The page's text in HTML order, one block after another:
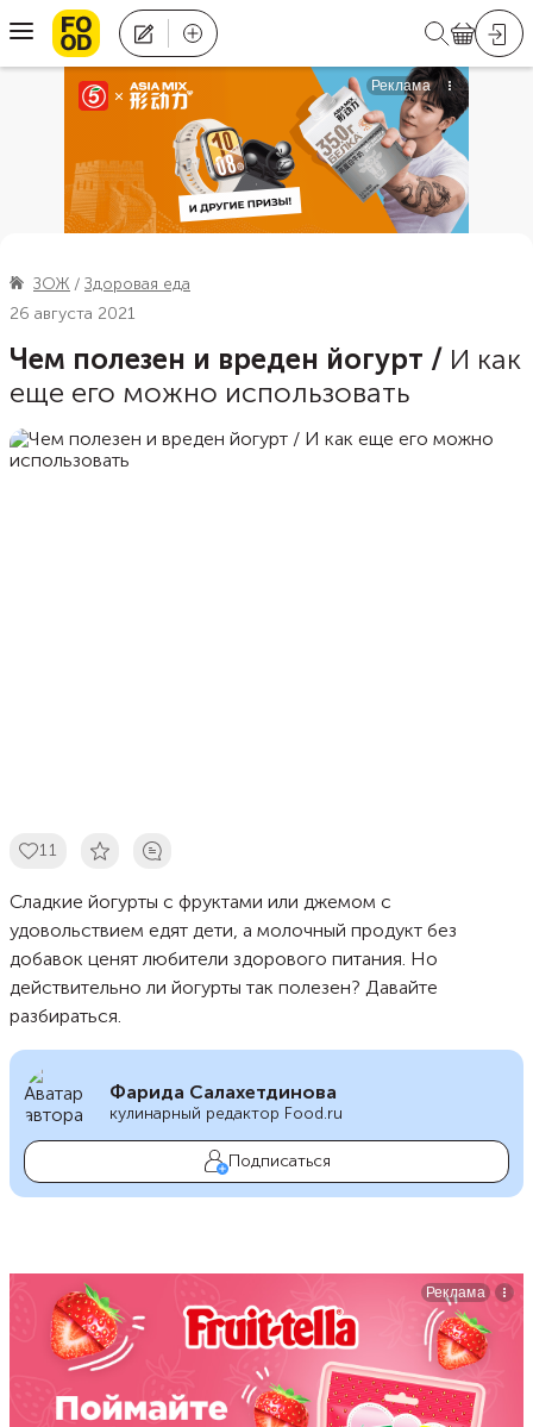
ЗОЖ
Здоровая еда
26 августа 2021
Чем полезен и вреден йогурт / И как
еще его можно использовать
11
Сладкие йогурты с фруктами или джемом с
удовольствием едят дети, а молочный продукт без
добавок ценят любители здорового питания. Но
действительно ли йогурты так полезен? Давайте
разбираться.
Фарида Салахетдинова
кулинарный редактор Food.ru
Подписаться